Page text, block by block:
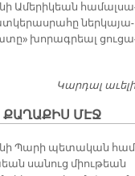
Ա­մե­րի­կեան
ներ­կա­յա­
խո­րագ­րեալ
Կարդալ
ՄԷՋ
Պա­րի պե­տա­կան
սա­նուց միու­թեան